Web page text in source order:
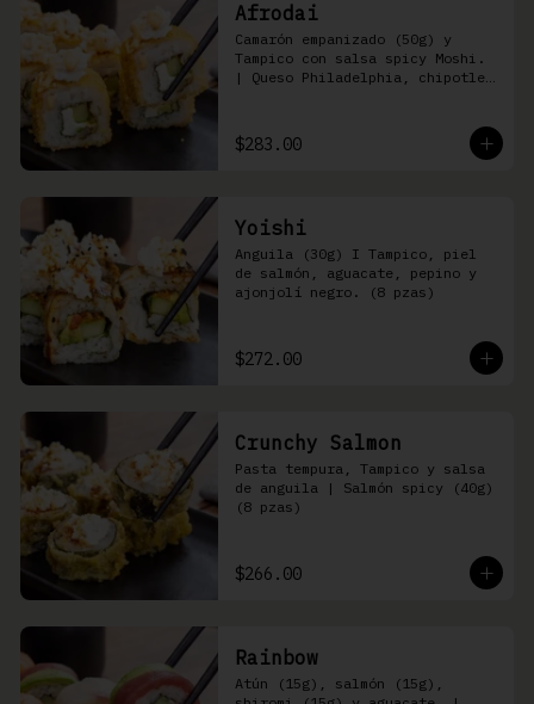
Afrodai
Camarón empanizado (50g) y
Tampico con salsa spicy Moshi.
| Queso Philadelphia, chipotle,
$283.00
Yoishi
Anguila (30g) I Tampico, piel
de salmón, aguacate, pepino y
ajonjolí negro. (8 pzas)
$272.00
Crunchy Salmon
Pasta tempura, Tampico y salsa
de anguila | Salmón spicy (40g)
(8 pzas)
$266.00
Rainbow
Atún (15g), salmón (15g),